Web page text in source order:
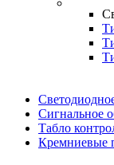
Сигнальное
Табло
Кремниевые